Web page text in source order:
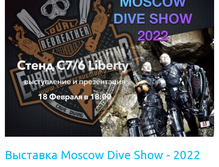
Выставка Moscow Dive Show - 2022